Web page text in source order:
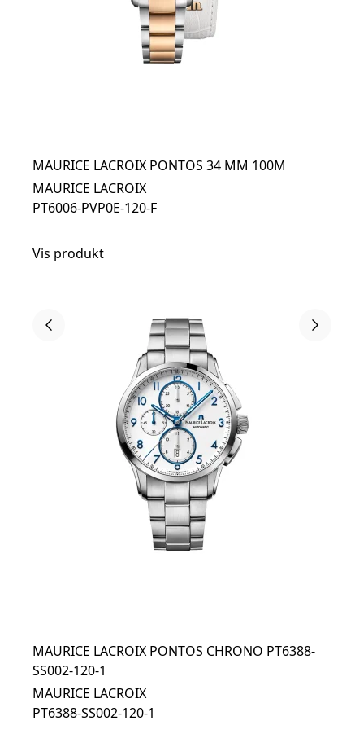
MAURICE LACROIX PONTOS 34 MM 100M
MAURICE LACROIX
PT6006-PVP0E-120-F
Vis produkt
MAURICE LACROIX PONTOS CHRONO PT6388-
SS002-120-1
MAURICE LACROIX
PT6388-SS002-120-1